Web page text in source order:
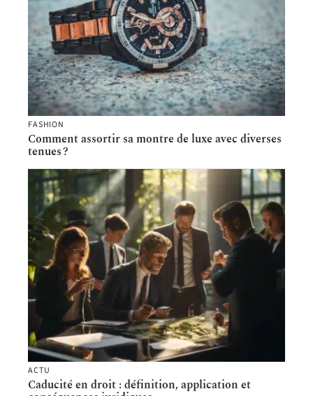
FASHION
Comment assortir sa montre de luxe avec diverses
tenues ?
ACTU
Caducité en droit : définition, application et